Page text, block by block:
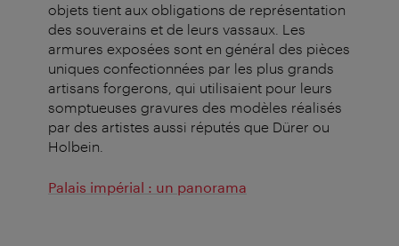
objets tient aux obligations de représentation
des souverains et de leurs vassaux. Les
armures exposées sont en général des pièces
uniques confectionnées par les plus grands
artisans forgerons, qui utilisaient pour leurs
somptueuses gravures des modèles réalisés
par des artistes aussi réputés que Dürer ou
Holbein.
Palais impérial : un panorama